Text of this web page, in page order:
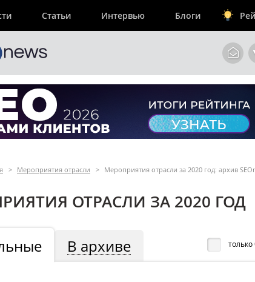
Статьи Интервью Блоги
> Мероприятия отрасли > Мероприятия отрасли за 2020 год: архив
ОТРАСЛИ ЗА 2020 ГОД
В архиве